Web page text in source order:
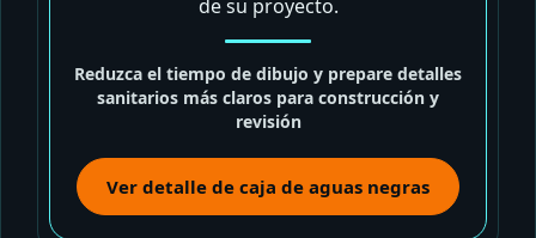
de su proyecto.
Reduzca el tiempo de dibujo y prepare detalles
sanitarios más claros para construcción y
revisión
Ver detalle de caja de aguas negras